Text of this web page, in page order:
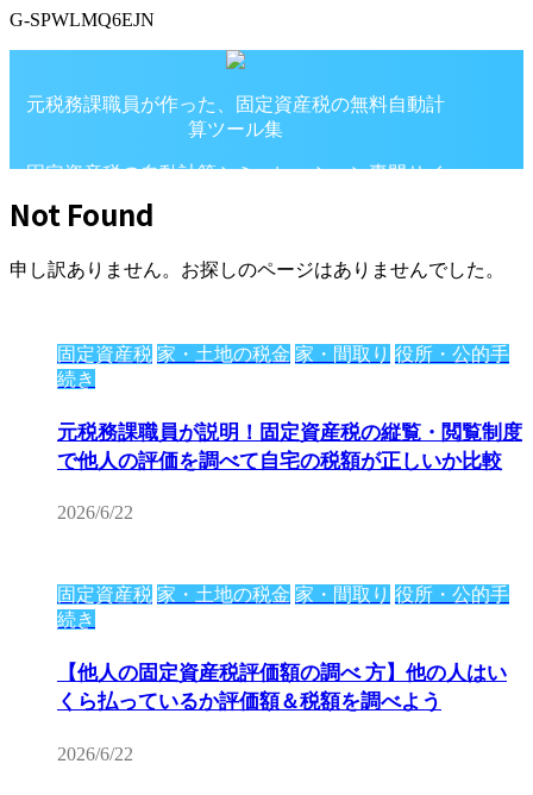
G-SPWLMQ6EJN
元税務課職員が作った、固定資産税の無料自動計
算ツール集
固定資産税の自動計算シミュレーション専門サイ
Not Found
申し訳ありません。お探しのページはありませんでした。
固定資産税 家・土地の税金 家・間取り 役所・公的手
続き
元税務課職員が説明！固定資産税の縦覧・閲覧制度
で他人の評価を調べて自宅の税額が正しいか比較
2026/6/22
固定資産税 家・土地の税金 家・間取り 役所・公的手
続き
【他人の固定資産税評価額の調べ 方】他の人はい
くら払っているか評価額＆税額を調べよう
2026/6/22